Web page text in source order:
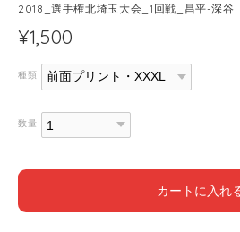
2018_選手権北埼玉大会_1回戦_昌平-深谷
¥1,500
種類
数量
カートに入れ